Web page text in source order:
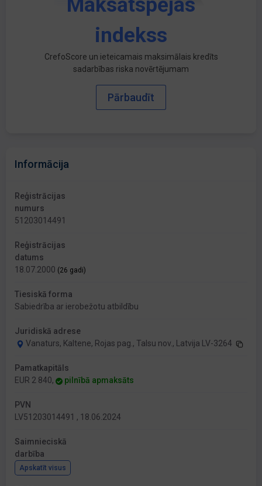
Maksātspējas
indekss
CrefoScore un ieteicamais maksimālais kredīts
sadarbības riska novērtējumam
Pārbaudīt
Informācija
Reģistrācijas
numurs
51203014491
Reģistrācijas
datums
18.07.2000 (26 gadi)
Tiesiskā forma
Sabiedrība ar ierobežotu atbildību
Juridiskā adrese
Vanaturs, Kaltene, Rojas pag., Talsu nov., Latvija LV-3264
Pamatkapitāls
EUR 2 840,
pilnībā apmaksāts
PVN
LV51203014491 , 18.06.2024
Saimnieciskā
darbība
Apskatīt visus